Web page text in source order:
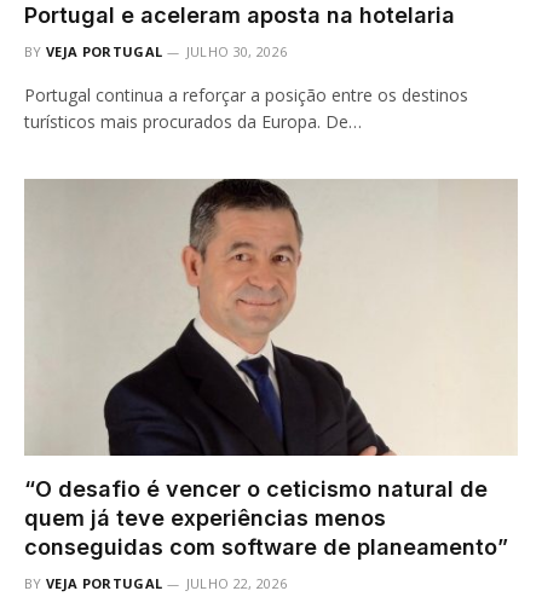
Portugal e aceleram aposta na hotelaria
BY VEJA PORTUGAL JULHO 30, 2026
Portugal continua a reforçar a posição entre os destinos
turísticos mais procurados da Europa. De…
“O desafio é vencer o ceticismo natural de
quem já teve experiências menos
conseguidas com software de planeamento”
BY VEJA PORTUGAL JULHO 22, 2026